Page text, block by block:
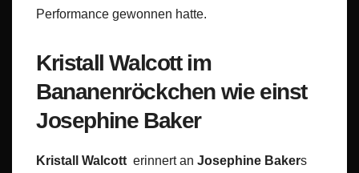
Performance gewonnen hatte.
Kristall Walcott im
Bananenröckchen wie einst
Josephine Baker
Kristall Walcott erinnert an Josephine Bakers